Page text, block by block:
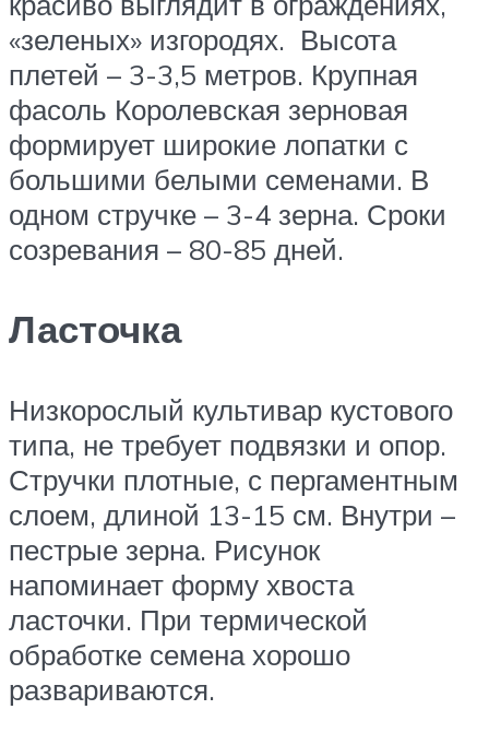
«зеленых» изгородях. Высота
плетей – 3-3,5 метров. Крупная
фасоль Королевская зерновая
формирует широкие лопатки с
большими белыми семенами. В
одном стручке – 3-4 зерна. Сроки
созревания – 80-85 дней.
Ласточка
Низкорослый культивар кустового
типа, не требует подвязки и опор.
Стручки плотные, с пергаментным
слоем, длиной 13-15 см. Внутри –
пестрые зерна. Рисунок
напоминает форму хвоста
ласточки. При термической
обработке семена хорошо
развариваются.